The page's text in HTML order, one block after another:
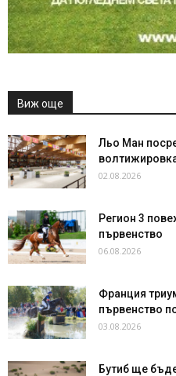
Виж още
Льо Ман
02.08.2026
Регион 3
първенство
06.08.2026
Франция
първенство
03.08.2026
Бутиб ще